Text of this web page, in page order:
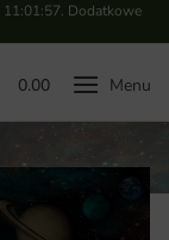
11:01:56. Dodatkowe
0.00